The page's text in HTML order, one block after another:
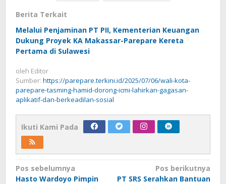
Berita Terkait
Melalui Penjaminan PT PII, Kementerian Keuangan
Dukung Proyek KA Makassar-Parepare Kereta
Pertama di Sulawesi
oleh Editor
Sumber: https://parepare.terkini.id/2025/07/06/wali-kota-
parepare-tasming-hamid-dorong-icmi-lahirkan-gagasan-
aplikatif-dan-berkeadilan-sosial
Ikuti Kami Pada
Navigasi
Pos sebelumnya
Hasto Wardoyo Pimpin
Pos berikutnya
PT SRS Serahkan Bantuan